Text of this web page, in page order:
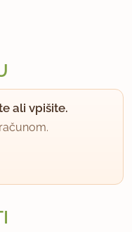
ali vpišite.